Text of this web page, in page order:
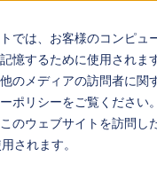
では、お客様のコンピ
憶するために使用されま
のメディアの訪問者に
ポリシーをご覧ください。
のウェブサイトを訪問
されます。